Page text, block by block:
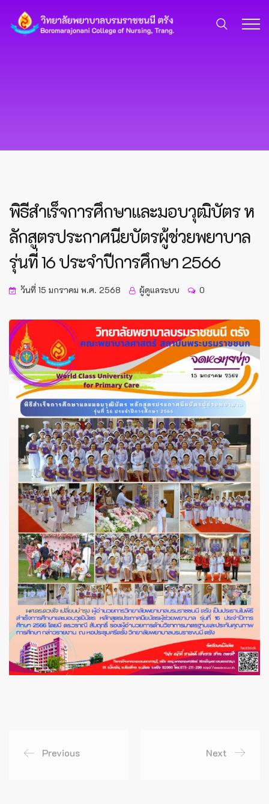
พิธีสำเร็จการศึกษาและมอบวุฒิบัตร ห
ลักสูตรประกาศนียบัตรผู้ช่วยพยาบาล
รุ่นที่ 16 ประจำปีการศึกษา 2566
วันที่ 15 มกราคม พ.ศ. 2568 ผู้ดูแลระบบ 0
Previous Next